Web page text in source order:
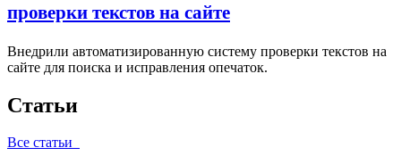
проверки текстов на сайте
Внедрили автоматизированную систему проверки текстов на
сайте для поиска и исправления опечаток.
Статьи
Все статьи